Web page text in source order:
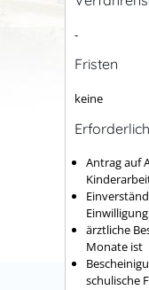
-
Fristen
keine
Antrag auf
ärztliche
Monate ist
schulische